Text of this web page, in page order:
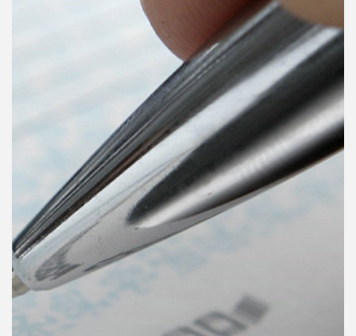
คุณ
บทความ
ข่าว
และ